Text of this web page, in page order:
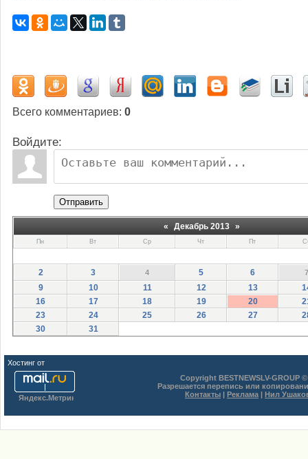
Всего комментариев: 0
Войдите:
Отправить
« Декабрь 2013 »
Пн Вт Ср Чт Пт
2 3 4 5 6 7
9 10 11 12 13
16
17 18 19 20
23
24 25 26 27
30
31
Хостинг от
Copyright BESTNEWSLV-GROUP
Разрешается перепись или
Контакты | Реклама | Нил